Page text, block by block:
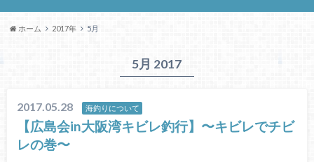
ホーム 2017年 5月
5月 2017
2017.05.28 海釣りについて
【広島会in大阪湾キビレ釣行】〜キビレでチビ
レの巻〜